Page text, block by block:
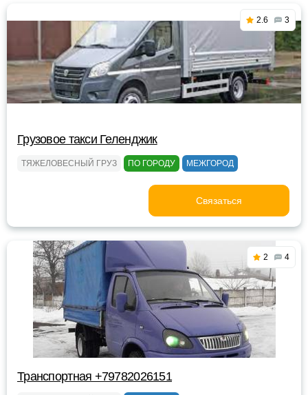
2.6 3
Грузовое такси Геленджик
ТЯЖЕЛОВЕСНЫЙ ГРУЗ ПО ГОРОДУ МЕЖГОРОД
Связаться
2 4
Транспортная +79782026151